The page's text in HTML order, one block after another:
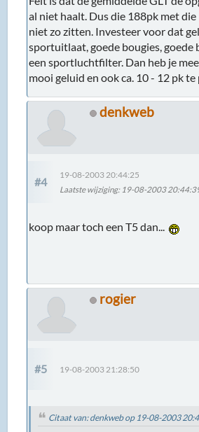
al niet haalt. Dus die 188pk met
niet zo zitten. Investeer voor dat
sportuitlaat, goede bougies, goede
een sportluchtfilter. Dan heb je
mooi geluid en ook ca. 10 - 12 pk te
denkweb
#4
19-08-2003 20:44:25
Laatste wijziging: 19-08-2003
koop maar toch een T5 dan...
rogier
#5 19-08-2003 21:28:50
Citaat van: denkweb op 19-08-2003